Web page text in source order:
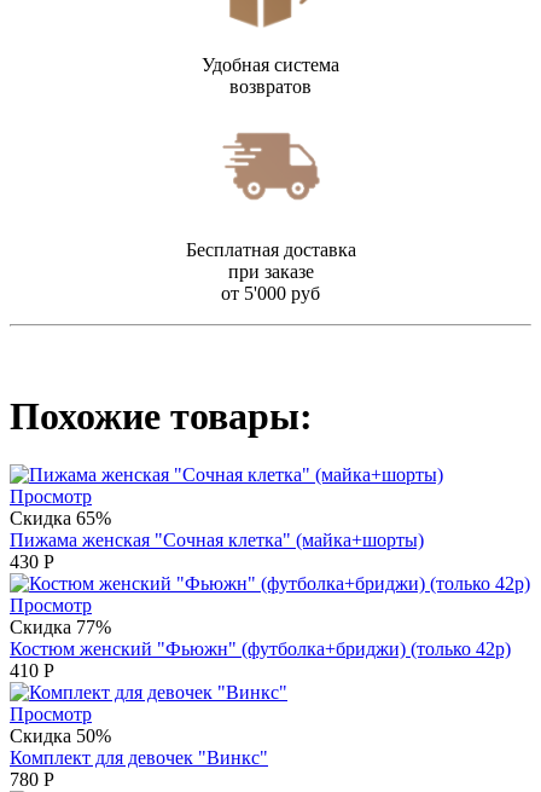
Удобная система
возвратов
Бесплатная доставка
при заказе
от 5'000 руб
Похожие товары:
Просмотр
Скидка 65%
Пижама женская "Сочная клетка" (майка+шорты)
430 Р
Просмотр
Скидка 77%
Костюм женский "Фьюжн" (футболка+бриджи) (только 42р)
410 Р
Просмотр
Скидка 50%
Комплект для девочек "Винкс"
780 Р